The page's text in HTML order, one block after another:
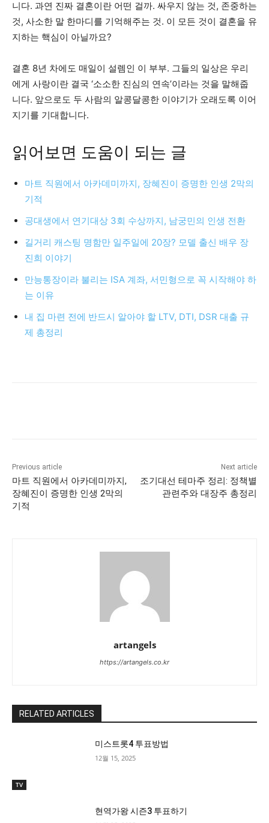
니다. 과연 진짜 결혼이란 어떤 걸까. 싸우지 않는 것, 존중하는
것, 사소한 말 한마디를 기억해주는 것. 이 모든 것이 결혼을 유
지하는 핵심이 아닐까요?
결혼 8년 차에도 매일이 설렘인 이 부부. 그들의 일상은 우리
에게 사랑이란 결국 ‘소소한 진심의 연속’이라는 것을 말해줍
니다. 앞으로도 두 사람의 알콩달콩한 이야기가 오래도록 이어
지기를 기대합니다.
읽어보면 도움이 되는 글
마트 직원에서 아카데미까지, 장혜진이 증명한 인생 2막의
기적
공대생에서 연기대상 3회 수상까지, 남궁민의 인생 전환
길거리 캐스팅 명함만 일주일에 20장? 모델 출신 배우 장
진희 이야기
만능통장이라 불리는 ISA 계좌, 서민형으로 꼭 시작해야 하
는 이유
내 집 마련 전에 반드시 알아야 할 LTV, DTI, DSR 대출 규
제 총정리
Previous article
마트 직원에서 아카데미까지,
장혜진이 증명한 인생 2막의
기적
Next article
조기대선 테마주 정리: 정책별
관련주와 대장주 총정리
artangels
https://artangels.co.kr
RELATED ARTICLES
TV
미스트롯4 투표방법
12월 15, 2025
현역가왕 시즌3 투표하기